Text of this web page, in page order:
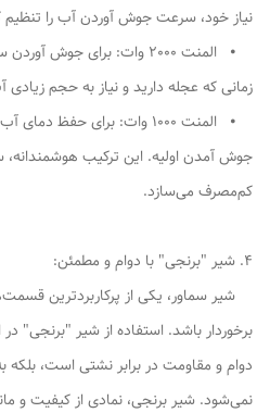
نیاز خود، سرعت جوش آوردن آب را تنظیم
⦁ المنت 2000 وات: برای
زمانی که عجله دارید و نیاز به حجم
⦁ المنت 1000 وات: برای حفظ
جوش آمدن اولیه. این ترکیب
کم‌مصرف می‌سازد.
4. شیر "برنجی" با دوام و مطمئن:
شیر سماور، یکی از پرکاربردترین
برخوردار باشد. استفاده از شیر "برنجی"
دوام و مقاومت در برابر نشتی است، بلکه
نمی‌شود. شیر برنجی، نمادی از کیفیت و